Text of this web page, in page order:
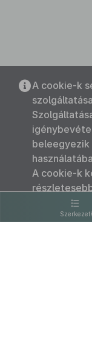
Szerkezet
A cookie-k
A cookie-k
kattintva